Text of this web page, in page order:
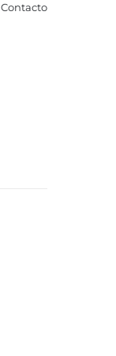
Contacto